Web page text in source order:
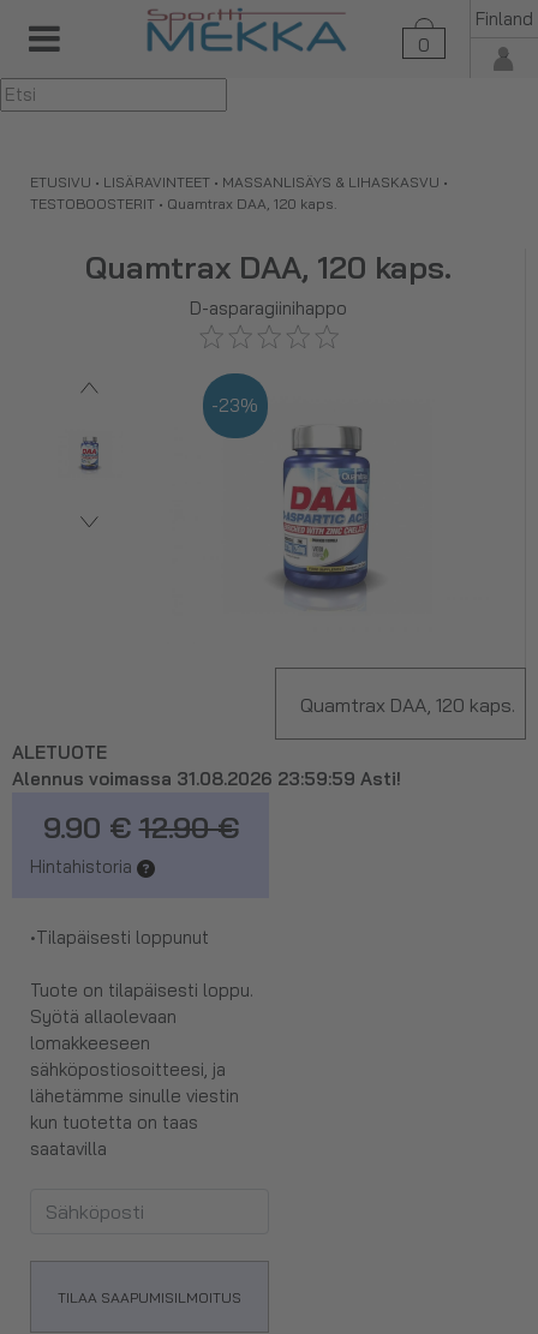
0
Finland
▼
ETUSIVU • LISÄRAVINTEET • MASSANLISÄYS & LIHASKASVU •
TESTOBOOSTERIT • Quamtrax DAA, 120 kaps.
Quamtrax DAA, 120 kaps.
D-asparagiinihappo
-23%
Quamtrax DAA, 120 kaps.
ALETUOTE
Alennus voimassa 31.08.2026 23:59:59 Asti!
9.90 € 12.90 €
Hintahistoria
•Tilapäisesti loppunut
Tuote on tilapäisesti loppu.
Syötä allaolevaan
lomakkeeseen
sähköpostiosoitteesi, ja
lähetämme sinulle viestin
kun tuotetta on taas
saatavilla
TILAA SAAPUMISILMOITUS